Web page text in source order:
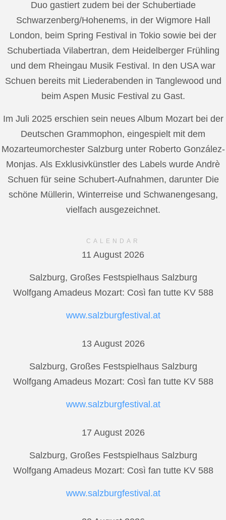
Duo gastiert zudem bei der Schubertiade
Schwarzenberg/Hohenems, in der Wigmore Hall
London, beim Spring Festival in Tokio sowie bei der
Schubertiada Vilabertran, dem Heidelberger Frühling
und dem Rheingau Musik Festival. In den USA war
Schuen bereits mit Liederabenden in Tanglewood und
beim Aspen Music Festival zu Gast.
Im Juli 2025 erschien sein neues Album Mozart bei der
Deutschen Grammophon, eingespielt mit dem
Mozarteumorchester Salzburg unter Roberto González-
Monjas. Als Exklusivkünstler des Labels wurde Andrè
Schuen für seine Schubert-Aufnahmen, darunter Die
schöne Müllerin, Winterreise und Schwanengesang,
vielfach ausgezeichnet.
CALENDAR
11 August 2026
Salzburg, Großes Festspielhaus Salzburg
Wolfgang Amadeus Mozart: Così fan tutte KV 588
www.salzburgfestival.at
13 August 2026
Salzburg, Großes Festspielhaus Salzburg
Wolfgang Amadeus Mozart: Così fan tutte KV 588
www.salzburgfestival.at
17 August 2026
Salzburg, Großes Festspielhaus Salzburg
Wolfgang Amadeus Mozart: Così fan tutte KV 588
www.salzburgfestival.at